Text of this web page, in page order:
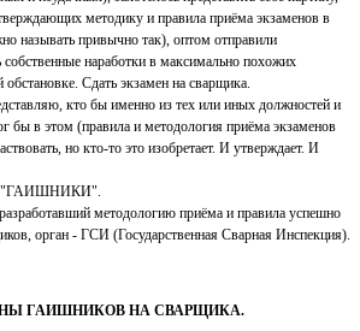
методику и правила приёма экзаменов в
называть привычно так), оптом отправили
собственные наработки в максимально похожих
Сдать экзамен на сварщика.
кто бы именно из тех или иных должностей и
в этом (правила и методология приёма экзаменов
но кто-то это изобретает. И утверждает. И
"ГАИШНИКИ".
методологию приёма и правила успешно
орган - ГСИ (Государственная Сварная Инспекция).
ГАИШНИКОВ НА СВАРЩИКА.